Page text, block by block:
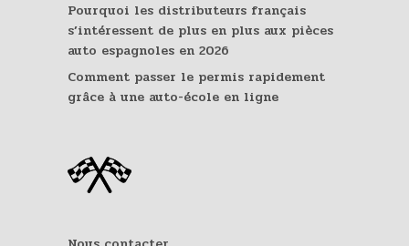
Pourquoi les distributeurs français
s’intéressent de plus en plus aux pièces
auto espagnoles en 2026
Comment passer le permis rapidement
grâce à une auto-école en ligne